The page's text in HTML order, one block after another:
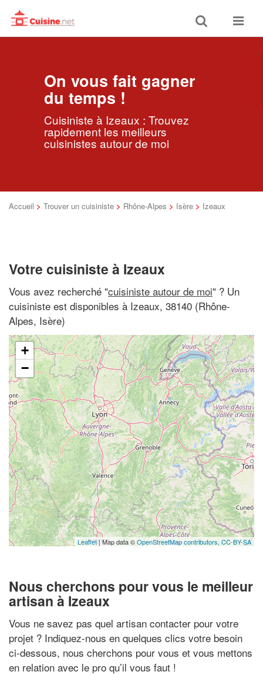
Toggle
search
Toggle
On vous fait gagner
du temps !
Cuisiniste à Izeaux : Trouvez
rapidement les meilleurs
cuisinistes autour de moi
Accueil > Trouver un cuisiniste > Rhône-Alpes > Isère > Izeaux
Votre cuisiniste à Izeaux
Vous avez recherché "cuisiniste autour de moi" ? Un
cuisiniste est disponibles à Izeaux, 38140 (Rhône-
Alpes, Isère)
+
−
Leaflet| Map data ©OpenStreetMap contributors, CC-BY-SA
Nous cherchons pour vous le meilleur
artisan à Izeaux
Vous ne savez pas quel artisan contacter pour votre
projet ? Indiquez-nous en quelques clics votre besoin
ci-dessous, nous cherchons pour vous et vous mettons
en relation avec le pro qu’il vous faut !